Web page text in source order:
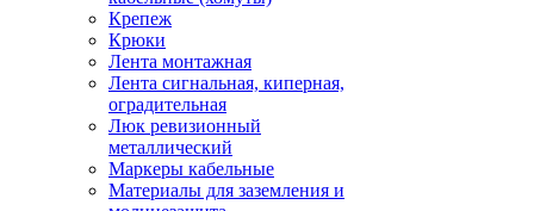
Крепеж
Крюки
Лента монтажная
Лента сигнальная, киперная,
оградительная
Люк ревизионный
металлический
Маркеры кабельные
Материалы для заземления и